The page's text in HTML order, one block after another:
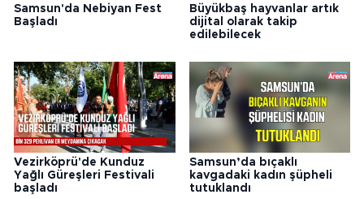
Samsun'da Nebiyan Fest
Başladı
Büyükbaş hayvanlar artık
dijital olarak takip
edilebilecek
Vezirköprü'de Kunduz
Yağlı Güreşleri Festivali
başladı
Samsun’da bıçaklı
kavgadaki kadın şüpheli
tutuklandı